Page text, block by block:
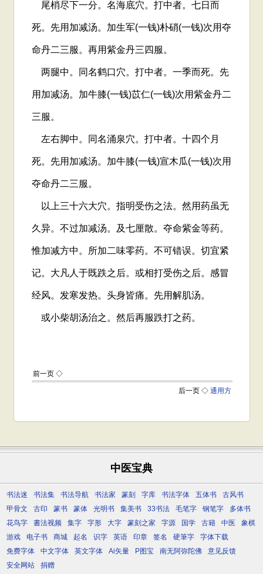
中医宝典
书法迷 书法集 书法导航 书法家 篆刻 字库 书法字体 五体书
古风书
甲骨文
古印 篆书 篆体 光明书 集美书 33书法 毛笔字 钢笔字
多体书
花鸟字
書法视频 集字 字形 大字 篆刻之家 字源 国学 古籍 中医
象棋
游戏
电子书 商城 起名 识字 英语 印章 签名 硬筆字
字体下载
免费字体
中文字体 英文字体 Ai矢量 P图宝 南无阿弥陀佛
意见反馈
安全网站
捐赠